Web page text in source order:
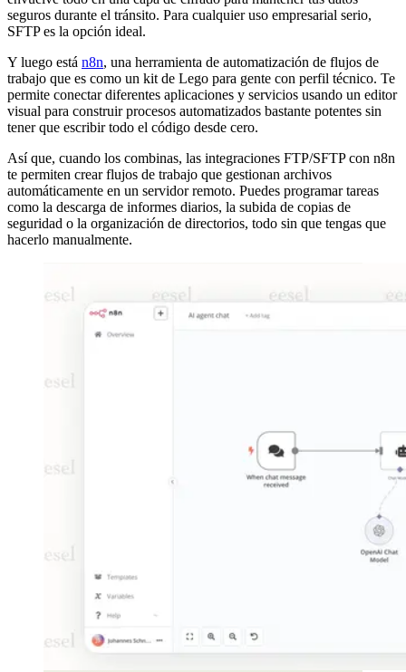
seguros durante el tránsito. Para cualquier uso empresarial serio,
SFTP es la opción ideal.
Y luego está n8n, una herramienta de automatización de flujos de
trabajo que es como un kit de Lego para gente con perfil técnico. Te
permite conectar diferentes aplicaciones y servicios usando un editor
visual para construir procesos automatizados bastante potentes sin
tener que escribir todo el código desde cero.
Así que, cuando los combinas, las integraciones FTP/SFTP con n8n
te permiten crear flujos de trabajo que gestionan archivos
automáticamente en un servidor remoto. Puedes programar tareas
como la descarga de informes diarios, la subida de copias de
seguridad o la organización de directorios, todo sin que tengas que
hacerlo manualmente.